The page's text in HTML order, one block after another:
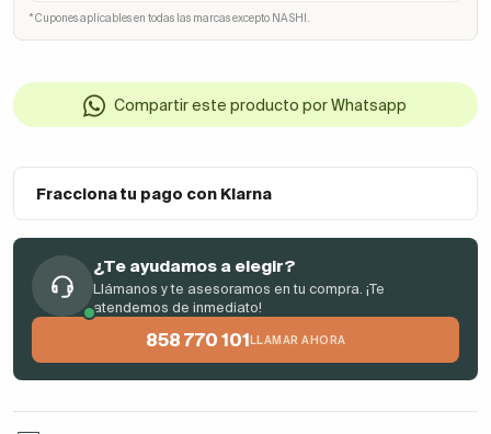
* Cupones aplicables en todas las marcas excepto NASHI.
Compartir este producto por Whatsapp
Fracciona tu pago con Klarna
¿Te ayudamos a elegir?
Llámanos y te asesoramos en tu compra. ¡Te
atendemos de inmediato!
858 770 101 LLAMAR AHORA